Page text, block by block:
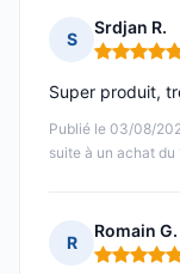
S
Srdjan R.
Note : 5
Publié le 03/08/
suite à un achat
Super produit,
R
Romain G.
Note : 5